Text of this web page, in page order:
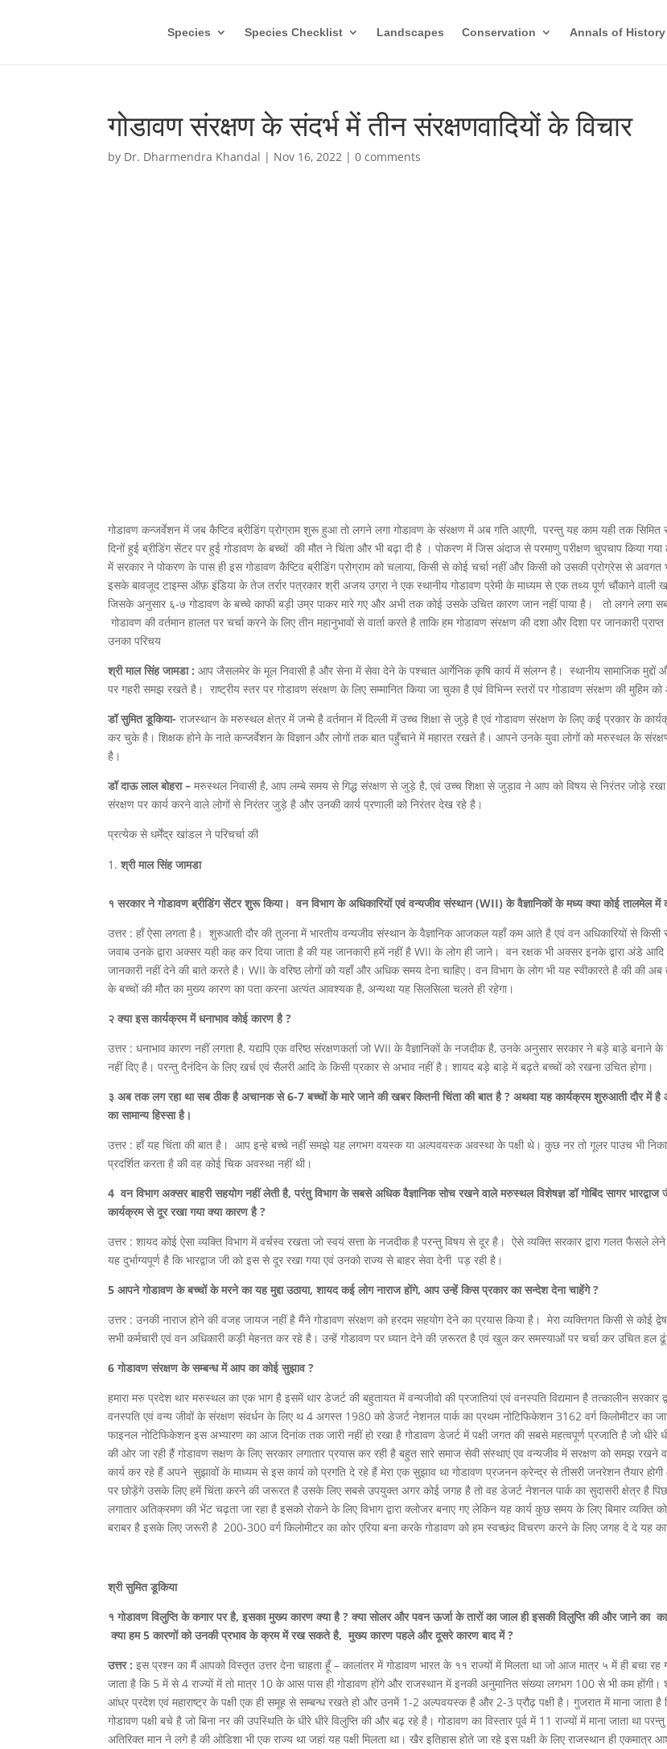
Species Species Checklist Landscapes Conservation Annals of History
गोडावण संरक्षण के संदर्भ में तीन संरक्षणवादियों के विचार
by Dr. Dharmendra Khandal | Nov 16, 2022 |0 comments
गोडावण कन्जर्वेशन में जब कैप्टिव ब्रीडिंग प्रोग्राम शुरू हुआ तो लगने लगा गोडावण के संरक्षण में अब गति आएगी, परन्तु यह काम यही तक
दिनों हुई ब्रीडिंग सेंटर पर हुई गोडावण के बच्चों की मौत ने चिंता और भी बढ़ा दी है । पोकरण में जिस अंदाज से परमाणु परीक्षण चुपचाप किया
में सरकार ने पोकरण के पास ही इस गोडावण कैप्टिव ब्रीडिंग प्रोग्राम को चलाया, किसी से कोई चर्चा नहीं और किसी को उसकी प्रोग्रेस से अवगत
इसके बावजूद टाइम्स ऑफ़ इंडिया के तेज तर्रार पत्रकार श्री अजय उग्रा ने एक स्थानीय गोडावण प्रेमी के माध्यम से एक तथ्य पूर्ण चौंकाने वाली
जिसके अनुसार ६-७ गोडावण के बच्चे काफी बड़ी उम्र पाकर मारे गए और अभी तक कोई उसके उचित कारण जान नहीं पाया है। तो लगने लगा
गोडावण की वर्तमान हालत पर चर्चा करने के लिए तीन महानुभावों से वार्ता करते है ताकि हम गोडावण संरक्षण की दशा और दिशा पर जानकारी
उनका परिचय
श्री माल सिंह जामडा : आप जैसलमेर के मूल निवासी है और सेना में सेवा देने के पश्चात आर्गेनिक कृषि कार्य में संलग्न है। स्थानीय सामाजिक मुद्दों
पर गहरी समझ रखते है। राष्ट्रीय स्तर पर गोडावण संरक्षण के लिए सम्मानित किया जा चुका है एवं विभिन्न स्तरों पर गोडावण संरक्षण की मुहिम
डॉ सुमित डूकिया- राजस्थान के मरुस्थल क्षेत्र में जन्मे है वर्तमान में दिल्ली में उच्च शिक्षा से जुड़े है एवं गोडावण संरक्षण के लिए कई प्रकार के
कर चुके है। शिक्षक होने के नाते कन्जर्वेशन के विज्ञान और लोगों तक बात पहुँचाने में महारत रखते है। आपने उनके युवा लोगों को मरुस्थल के
है।
डॉ दाऊ लाल बोहरा – मरुस्थल निवासी है, आप लम्बे समय से गिद्ध संरक्षण से जुड़े है, एवं उच्च शिक्षा से जुड़ाव ने आप को विषय से निरंतर जोड़े
संरक्षण पर कार्य करने वाले लोगों से निरंतर जुड़े है और उनकी कार्य प्रणाली को निरंतर देख रहे है।
प्रत्येक से धर्मेंद्र खांडल ने परिचर्चा की
श्री माल सिंह जामडा
१ सरकार ने गोडावण ब्रीडिंग सेंटर शुरू किया। वन विभाग के अधिकारियों एवं वन्यजीव संस्थान (WII) के वैज्ञानिकों के मध्य क्या कोई तालमेल
उत्तर : हाँ ऐसा लगता है। शुरुआती दौर की तुलना में भारतीय वन्यजीव संस्थान के वैज्ञानिक आजकल यहाँ कम आते है एवं वन अधिकारियों से
जवाब उनके द्वारा अक्सर यही कह कर दिया जाता है की यह जानकारी हमें नहीं है WII के लोग ही जाने। वन रक्षक भी अक्सर इनके द्वारा अंडे आदि
जानकारी नहीं देने की बाते करते है। WII के वरिष्ठ लोगों को यहाँ और अधिक समय देना चाहिए। वन विभाग के लोग भी यह स्वीकारते है की की
के बच्चों की मौत का मुख्य कारण का पता करना अत्यंत आवश्यक है, अन्यथा यह सिलसिला चलते ही रहेगा।
२ क्या इस कार्यक्रम में धनाभाव कोई कारण है ?
उत्तर : धनाभाव कारण नहीं लगता है, यद्यपि एक वरिष्ठ संरक्षणकर्ता जो WII के वैज्ञानिकों के नजदीक है, उनके अनुसार सरकार ने बड़े बाड़े बनाने
नहीं दिए है। परन्तु दैनंदिन के लिए खर्च एवं सैलरी आदि के किसी प्रकार से अभाव नहीं है। शायद बड़े बाड़े में बढ़ते बच्चों को रखना उचित होगा।
३ अब तक लग रहा था सब ठीक है अचानक से 6-7 बच्चों के मारे जाने की खबर कितनी चिंता की बात है ? अथवा यह कार्यक्रम शुरुआती दौर में है
का सामान्य हिस्सा है।
उत्तर : हाँ यह चिंता की बात है। आप इन्हे बच्चे नहीं समझे यह लगभग वयस्क या अल्पवयस्क अवस्था के पक्षी थे। कुछ नर तो गूलर पाउच भी
प्रदर्शित करता है की वह कोई चिक अवस्था नहीं थी।
4 वन विभाग अक्सर बाहरी सहयोग नहीं लेती है, परंतु विभाग के सबसे अधिक वैज्ञानिक सोच रखने वाले मरुस्थल विशेषज्ञ डॉ गोबिंद सागर भारद्वाज
कार्यक्रम से दूर रखा गया क्या कारण है ?
उत्तर : शायद कोई ऐसा व्यक्ति विभाग में वर्चस्व रखता जो स्वयं सत्ता के नजदीक है परन्तु विषय से दूर है। ऐसे व्यक्ति सरकार द्वारा गलत फैसले
यह दुर्भाग्यपूर्ण है कि भारद्वाज जी को इस से दूर रखा गया एवं उनको राज्य से बाहर सेवा देनी पड़ रही है।
5 आपने गोडावण के बच्चों के मरने का यह मुद्दा उठाया, शायद कई लोग नाराज होंगे, आप उन्हें किस प्रकार का सन्देश देना चाहेंगे ?
उत्तर : उनकी नाराज होने की वजह जायज नहीं है मैंने गोडावण संरक्षण को हरदम सहयोग देने का प्रयास किया है। मेरा व्यक्तिगत किसी से कोई
सभी कर्मचारी एवं वन अधिकारी कड़ी मेहनत कर रहे है। उन्हें गोडावण पर ध्यान देने की ज़रूरत है एवं खुल कर समस्याओं पर चर्चा कर उचित
6 गोडावण संरक्षण के सम्बन्ध में आप का कोई सुझाव ?
हमारा मरु प्रदेश थार मरुस्थल का एक भाग है इसमें थार डेजर्ट की बहुतायत में वन्यजीवो की प्रजातियां एवं वनस्पति विद्यमान है तत्कालीन सरकार
वनस्पति एवं वन्य जीवों के संरक्षण संवर्धन के लिए थ 4 अगस्त 1980 को डेजर्ट नेशनल पार्क का प्रथम नोटिफिकेशन 3162 वर्ग किलोमीटर का
फाइनल नोटिफिकेशन इस अभ्यारण का आज दिनांक तक जारी नहीं हो रखा है गोडावण डेजर्ट में पक्षी जगत की सबसे महत्वपूर्ण प्रजाति है जो धीरे
की ओर जा रही हैं गोडावण सक्षण के लिए सरकार लगातार प्रयास कर रही है बहुत सारे समाज सेवी संस्थाएं एव वन्यजीव में सरक्षण को समझ रखने
कार्य कर रहे हैं अपने सुझावों के माध्यम से इस कार्य को प्रगति दे रहे हैं मेरा एक सुझाव था गोडावण प्रजनन क्रेन्द्र से तीसरी जनरेशन तैयार
पर छोड़ेंगे उसके लिए हमें चिंता करने की जरूरत है उसके लिए सबसे उपयुक्त अगर कोई जगह है तो वह डेजर्ट नेशनल पार्क का सुदासरी क्षेत्र है
लगातार अतिक्रमण की भेंट चढ़ता जा रहा है इसको रोकने के लिए विभाग द्वारा क्लोजर बनाए गए लेकिन यह कार्य कुछ समय के लिए बिमार व्यक्ति
बराबर है इसके लिए जरूरी है 200-300 वर्ग किलोमीटर का कोर एरिया बना करके गोडावण को हम स्वच्छंद विचरण करने के लिए जगह दे दे यह
श्री सुमित डूकिया
१ गोडावण विलुप्ति के कगार पर है, इसका मुख्य कारण क्या है ? क्या सोलर और पवन ऊर्जा के तारों का जाल ही इसकी विलुप्ति की और जाने का
क्या हम 5 कारणों को उनकी प्रभाव के क्रम में रख सकते है, मुख्य कारण पहले और दूसरे कारण बाद में ?
उत्तर : इस प्रश्न का मैं आपको विस्तृत उत्तर देना चाहता हूँ – कालांतर में गोडावण भारत के ११ राज्यों में मिलता था जो आज मात्र ५ में ही बचा रह
जाता है कि 5 में से 4 राज्यों में तो मात्र 10 के आस पास ही गोडावण होंगे और राजस्थान में इनकी अनुमानित संख्या लगभग 100 से भी कम होंगी।
आंध्र प्रदेश एवं महाराष्ट्र के पक्षी एक ही समूह से सम्बन्ध रखते हो और उनमें 1-2 अल्पवयस्क है और 2-3 प्रौढ़ पक्षी है। गुजरात में माना जाता है
गोडावण पक्षी बचे है जो बिना नर की उपस्थिति के धीरे धीरे विलुप्ति की और बढ़ रहे है। गोडावण का विस्तार पूर्व में 11 राज्यों में माना जाता था
अतिरिक्त मान ने लगे है की ओडिशा भी एक राज्य था जहां यह पक्षी मिलता था। खैर इतिहास होते जा रहे इस पक्षी के लिए राजस्थान ही एकमात्र